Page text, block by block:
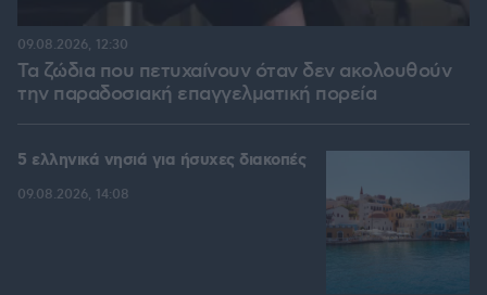
Τα ζώδια που πετυχαίνουν όταν δεν ακολουθούν
την παραδοσιακή επαγγελματική πορεία
09.08.2026, 12:30
5 ελληνικά νησιά για ήσυχες διακοπές
09.08.2026, 14:08